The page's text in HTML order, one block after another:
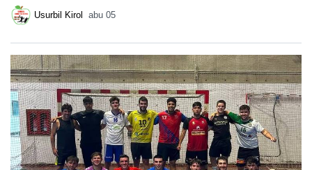
Usurbil Kirol abu 05